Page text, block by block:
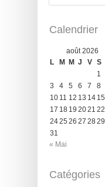
Calendrier
août 2026
L
M M J V S
1
3
4 5 6 7 8
10 11 12 13 14 15
17 18 19 2021 22
2425 26 27 2829
31
« Mai
Catégories